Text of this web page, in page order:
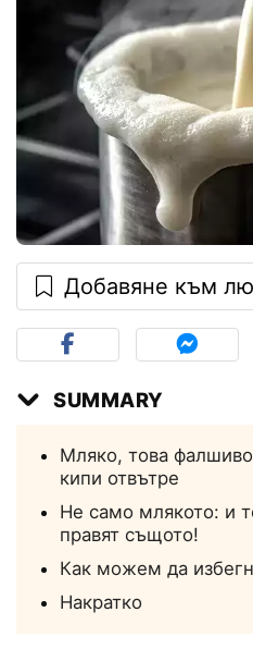
Добавяне към
SUMMARY
Мляко, това
кипи отвътре
Не само млякото: и
правят същото!
Как можем да
Накратко